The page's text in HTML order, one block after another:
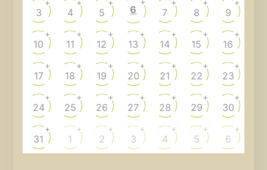
3
+
4
+
5
+
6 7
+
8
+
9
+
10
+
11
+
12
+
13
+
14
+
15
+
16
+
17
+
18
+
19
+
20
+
21
+
22
+
23
+
24
+
25
+
26
+
27
+
28
+
29
+
30
+
31
+
1
+
2
+
3
+
4
+
5
+
6
+